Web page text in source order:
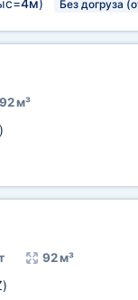
4м) Без догруза
92 м³
92 м³